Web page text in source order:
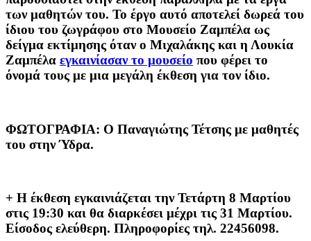
των μαθητών του. Το έργο αυτό αποτελεί δωρεά του
ίδιου του ζωγράφου στο Μουσείο Ζαμπέλα ως
δείγμα εκτίμησης όταν ο Μιχαλάκης και η Λουκία
Ζαμπέλα εγκαινίασαν το μουσείο που φέρει το
όνομά τους με μια μεγάλη έκθεση για τον ίδιο.
ΦΩΤΟΓΡΑΦΙΑ: Ο Παναγιώτης Τέτσης με μαθητές
του στην Ύδρα.
+ Η έκθεση εγκαινιάζεται την Τετάρτη 8 Μαρτίου
στις 19:30 και θα διαρκέσει μέχρι τις 31 Μαρτίου.
Είσοδος ελεύθερη. Πληροφορίες τηλ. 22456098.